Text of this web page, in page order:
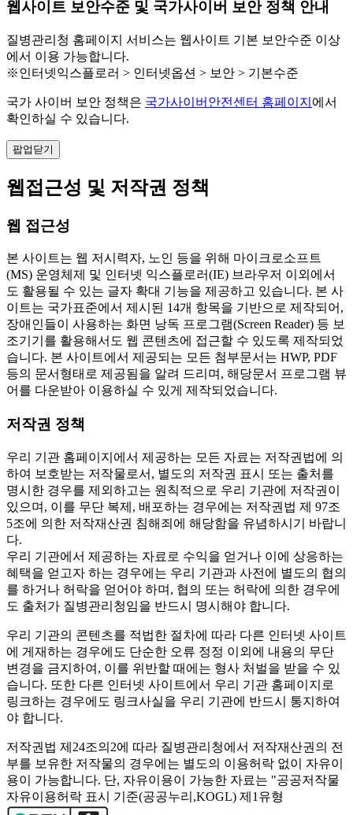
웹사이트 보안수준 및 국가사이버 보안 정책 안내
질병관리청 홈페이지 서비스는 웹사이트 기본 보안수준 이상
에서 이용 가능합니다.
※인터넷익스플로러 > 인터넷옵션 > 보안 > 기본수준
국가 사이버 보안 정책은 국가사이버안전센터 홈페이지 에서
확인하실 수 있습니다.
팝업닫기
웹접근성 및 저작권 정책
웹 접근성
본 사이트는 웹 저시력자, 노인 등을 위해 마이크로소프트
(MS) 운영체제 및 인터넷 익스플로러(IE) 브라우저 이외에서
도 활용될 수 있는 글자 확대 기능을 제공하고 있습니다. 본 사
이트는 국가표준에서 제시된 14개 항목을 기반으로 제작되어,
장애인들이 사용하는 화면 낭독 프로그램(Screen Reader) 등 보
조기기를 활용해서도 웹 콘텐츠에 접근할 수 있도록 제작되었
습니다. 본 사이트에서 제공되는 모든 첨부문서는 HWP, PDF
등의 문서형태로 제공됨을 알려 드리며, 해당문서 프로그램 뷰
어를 다운받아 이용하실 수 있게 제작되었습니다.
저작권 정책
우리 기관 홈페이지에서 제공하는 모든 자료는 저작권법에 의
하여 보호받는 저작물로서, 별도의 저작권 표시 또는 출처를
명시한 경우를 제외하고는 원칙적으로 우리 기관에 저작권이
있으며, 이를 무단 복제, 배포하는 경우에는 저작권법 제 97조
5조에 의한 저작재산권 침해죄에 해당함을 유념하시기 바랍니
다.
우리 기관에서 제공하는 자료로 수익을 얻거나 이에 상응하는
혜택을 얻고자 하는 경우에는 우리 기관과 사전에 별도의 협의
를 하거나 허락을 얻어야 하며, 협의 또는 허락에 의한 경우에
도 출처가 질병관리청임을 반드시 명시해야 합니다.
우리 기관의 콘텐츠를 적법한 절차에 따라 다른 인터넷 사이트
에 게재하는 경우에도 단순한 오류 정정 이외에 내용의 무단
변경을 금지하여, 이를 위반할 때에는 형사 처벌을 받을 수 있
습니다. 또한 다른 인터넷 사이트에서 우리 기관 홈페이지로
링크하는 경우에도 링크사실을 우리 기관에 반드시 통지하여
야 합니다.
저작권법 제24조의2에 따라 질병관리청에서 저작재산권의 전
부를 보유한 저작물의 경우에는 별도의 이용허락 없이 자유이
용이 가능합니다. 단, 자유이용이 가능한 자료는 "공공저작물
자유이용허락 표시 기준(공공누리,KOGL) 제1유형